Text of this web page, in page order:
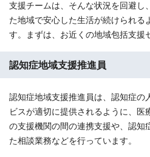
支援チームは、そんな状況を回避し
た地域で安心した生活が続けられる
す。まずは、お近くの地域包括支援
認知症地域支援推進員
認知症地域支援推進員は、認知症の
ビスが適切に提供されるように、医
の支援機関の間の連携支援や、認知
た相談業務などを行っています。